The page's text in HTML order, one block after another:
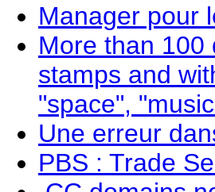
Manager pour
More than 100
stamps and
"space",
Une erreur
PBS : Trade